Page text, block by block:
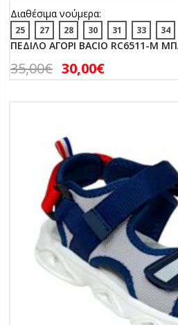
Διαθέσιμα νούμερα:
25 27 28 30 31 33 34
ΠΕΔΙΛΟ ΑΓΟΡΙ BACIO RC6511-M
35,00€ 30,00€